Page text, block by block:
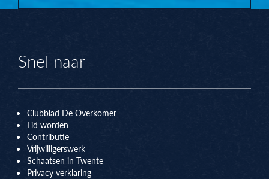
Snel naar
Clubblad De Overkomer
Lid worden
Contributie
Vrijwilligerswerk
Schaatsen in Twente
Privacy verklaring